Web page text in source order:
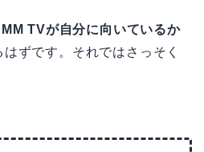
TVが自分に向いているか
ずです。それではさっそく